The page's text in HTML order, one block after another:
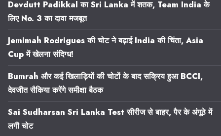
Devdutt Padikkal का Sri Lanka में शतक, Team India के
लिए No. 3 का दावा मजबूत
Jemimah Rodrigues की चोट ने बढ़ाई India की चिंता, Asia
Cup में खेलना संदिग्ध!
Bumrah और कई खिलाड़ियों की चोटों के बाद सक्रिय हुआ BCCI,
देवजीत सैकिया करेंगे समीक्षा बैठक
Sai Sudharsan Sri Lanka Test सीरीज से बाहर, पैर के अंगूठे में
लगी चोट